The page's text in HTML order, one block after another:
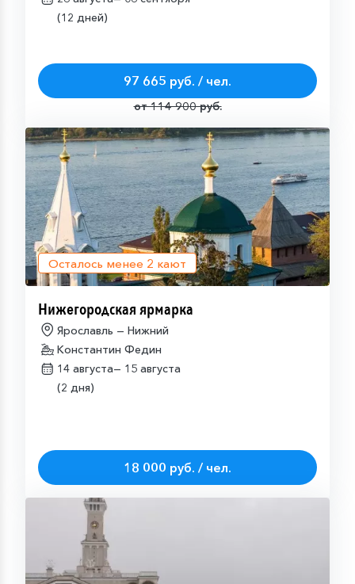
(12 дней)
97 665 руб. / чел.
от 114 900 руб.
Осталось менее 2 кают
Нижегородская ярмарка
Ярославль — Нижний
Константин Федин
14 августа— 15 августа
(2 дня)
18 000 руб. / чел.